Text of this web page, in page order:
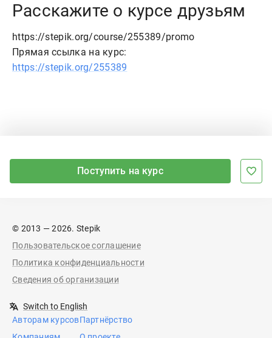
Расскажите о курсе друзьям
https://stepik.org/course/255389/promo
Прямая ссылка на курс:
https://stepik.org/255389
Поступить на курс
© 2013 — 2026. Stepik
Пользовательское соглашение
Политика конфиденциальности
Сведения об организации
Switch to English
Авторам курсовПартнёрство